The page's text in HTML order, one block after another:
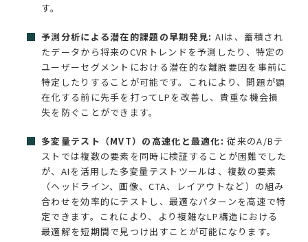
す。
予測分析による潜在的課題の早期発見: AIは、蓄積され
たデータから将来のCVRトレンドを予測したり、特定の
ユーザーセグメントにおける潜在的な離脱要因を事前に
特定したりすることが可能です。これにより、問題が顕
在化する前に先手を打ってLPを改善し、貴重な機会損
失を防ぐことができます。
多変量テスト（MVT）の高速化と最適化: 従来のA/Bテ
ストでは複数の要素を同時に検証することが困難でした
が、AIを活用した多変量テストツールは、複数の要素
（ヘッドライン、画像、CTA、レイアウトなど）の組み
合わせを効率的にテストし、最適なパターンを高速で特
定できます。これにより、より複雑なLP構造における
最適解を短期間で見つけ出すことが可能になります。